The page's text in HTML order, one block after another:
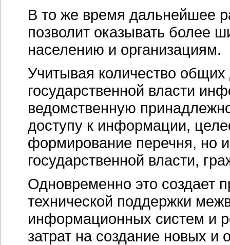
В то же время дальнейшее
позволит оказывать более
населению и организациям.
Учитывая количество
государственной власти
ведомственную
доступу к информации,
формирование перечня, но
государственной власти,
Одновременно это создает
технической поддержки
информационных систем и
затрат на создание новых